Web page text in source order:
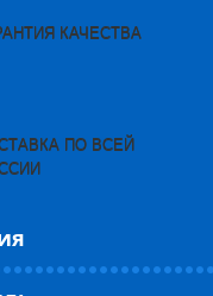
КАЧЕСТВА
ПО ВСЕЙ